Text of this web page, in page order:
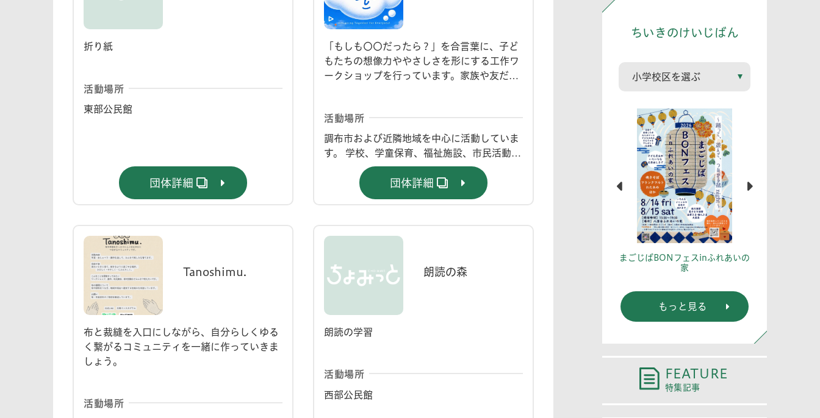
折り紙
活動場所
東部公民館
団体詳細
「もしも〇〇だったら？」を合言葉に、子ど
もたちの想像力ややさしさを形にする工作ワ
ークショップを行っています。家族や友だ
れながら、発想する力・伝える力・つくる力
を育む活動を行っています。
活動場所
調布市および近隣地域を中心に活動していま
す。 学校、学童保育、福祉施設、市民活動施
設などを主な活動場所とし、 地域とのつなが
りを大切にしながら活動しています。
団体詳細
Tanoshimu.
布と裁縫を入口にしながら、自分らしくゆる
く繋がるコミュニティを一緒に作っていきま
しょう。
活動場所
朗読の森
朗読の学習
活動場所
西部公民館
ちいきのけいじばん
まごじばBONフェスinふれあいの
家
もっと見る
FEATURE
特集記事